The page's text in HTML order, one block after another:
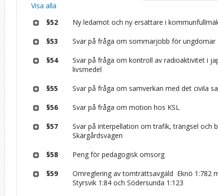
Visa alla
§52
Ny ledamot och ny ersättare i
§53 Svar på fråga om sommarjobb för ungdomar
§54
Svar på fråga om kontroll av radioaktivitet i
livsmedel
§55 Svar på fråga om samverkan med det civila
§56 Svar på fråga om motion hos KSL
§57
Svar på interpellation om trafik, trängsel och
Skärgårdsvägen
§58 Peng för pedagogisk omsorg
§59
Omreglering av tomträttsavgäld ­ Eknö 1:782
Styrsvik 1:84 och Södersunda 1:123